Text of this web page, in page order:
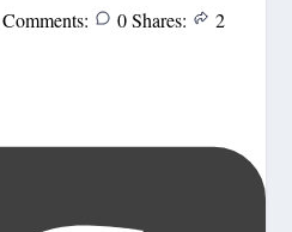
Comments: 0 Shares: 2